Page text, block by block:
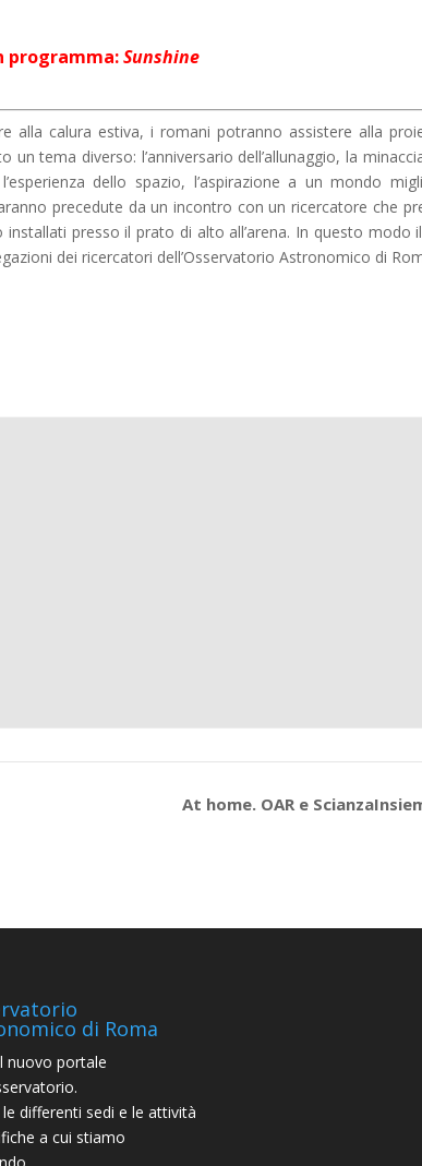
programma:Sunshine
alla calura estiva, i romani potranno assistere alla
tema diverso: l’anniversario dell’allunaggio, la
dello spazio, l’aspirazione a un mondo
precedute da un incontro con un ricercatore che
presso il prato di alto all’arena. In questo modo
dei ricercatori dell’Osservatorio Astronomico di
At home. OAR e
di Roma
nuovo portale
le differenti sedi e le attività
a cui stiamo